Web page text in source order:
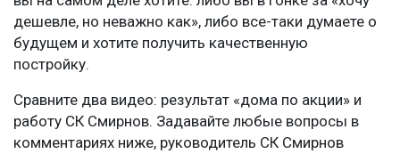
дешевле, но неважно как», либо все-таки думаете о
будущем и хотите получить качественную
постройку.
Сравните два видео: результат «дома по акции» и
работу СК Смирнов. Задавайте любые вопросы в
комментариях ниже, руководитель СК Смирнов